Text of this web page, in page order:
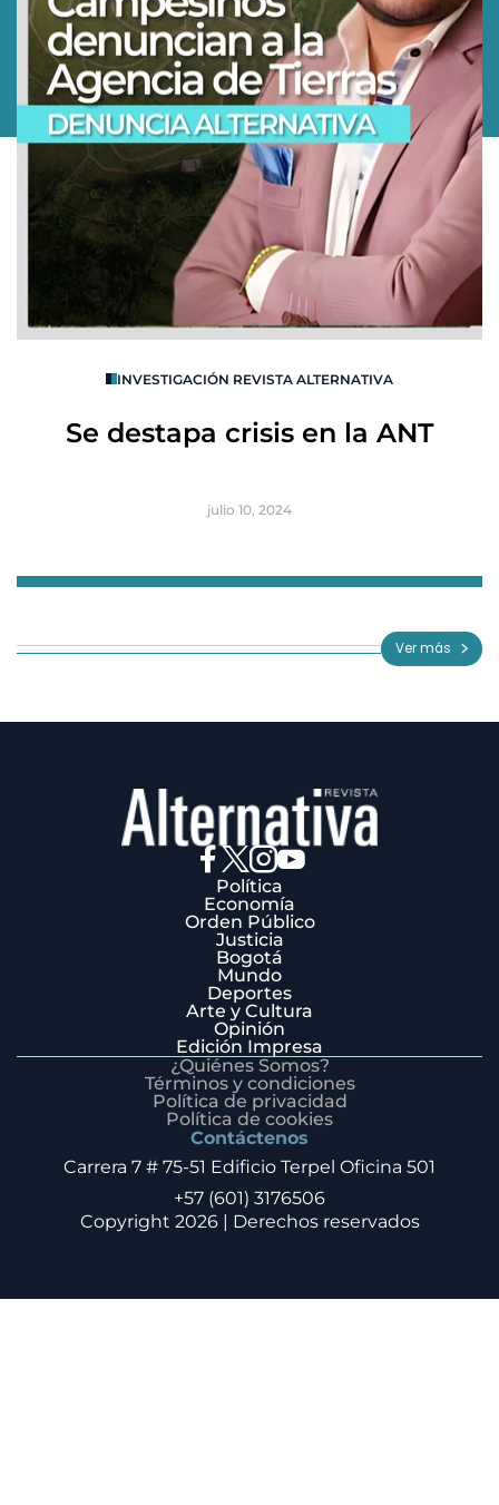
INVESTIGACIÓN REVISTA ALTERNATIVA
Se destapa crisis en la ANT
julio 10, 2024
3
Ver más
Política
Economía
Orden Público
Justicia
Bogotá
Mundo
Deportes
Arte y Cultura
Opinión
Edición Impresa
¿Quiénes Somos?
Términos y condiciones
Política de privacidad
Política de cookies
Contáctenos
Carrera 7 # 75-51 Edificio Terpel Oficina 501
+57 (601) 3176506
Copyright 2026 | Derechos reservados